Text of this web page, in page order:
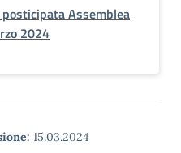
Assemblea
2024
15.03.2024